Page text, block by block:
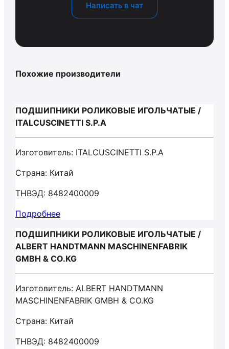
Написать в чат
Похожие производители
ПОДШИПНИКИ РОЛИКОВЫЕ ИГОЛЬЧАТЫЕ /
ITALCUSCINETTI S.P.A
Изготовитель: ITALCUSCINETTI S.P.A
Страна: Китай
ТНВЭД: 8482400009
Подробнее
ПОДШИПНИКИ РОЛИКОВЫЕ ИГОЛЬЧАТЫЕ /
ALBERT HANDTMANN MASCHINENFABRIK
GMBH & CO.KG
Изготовитель: ALBERT HANDTMANN
MASCHINENFABRIK GMBH & CO.KG
Страна: Китай
ТНВЭД: 8482400009